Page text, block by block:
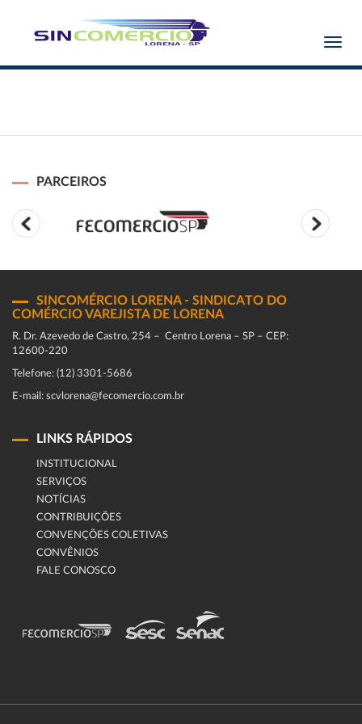
PARCEIROS
SINCOMÉRCIO LORENA - SINDICATO DO
COMÉRCIO VAREJISTA DE LORENA
R. Dr. Azevedo de Castro, 254 – Centro Lorena – SP – CEP:
12600-220
Telefone: (12) 3301-5686
E-mail: scvlorena@fecomercio.com.br
LINKS RÁPIDOS
INSTITUCIONAL
SERVIÇOS
NOTÍCIAS
CONTRIBUIÇÕES
CONVENÇÕES COLETIVAS
CONVÊNIOS
FALE CONOSCO